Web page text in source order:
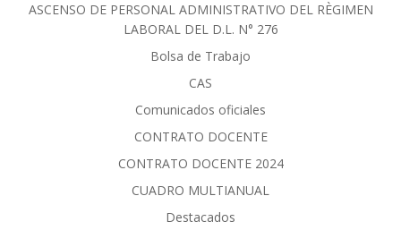
ASCENSO DE PERSONAL ADMINISTRATIVO DEL RÈGIMEN
LABORAL DEL D.L. N° 276
Bolsa de Trabajo
CAS
Comunicados oficiales
CONTRATO DOCENTE
CONTRATO DOCENTE 2024
CUADRO MULTIANUAL
Destacados